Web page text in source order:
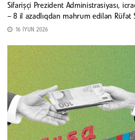
Sifarişçi Prezident Administrasiyası,
– 8 il azadlıqdan məhrum edilən Rüfət
16 İYUN 2026